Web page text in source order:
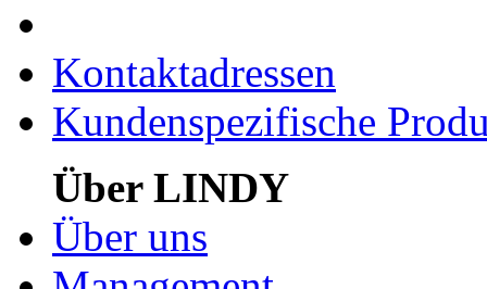
Kontaktadressen
Kundenspezifische
Über LINDY
Über uns